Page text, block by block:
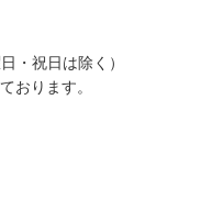
・祝日は除く）
おります。